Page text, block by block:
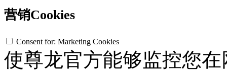
营销Cookies
Consent for: Marketing Cookies
使尊龙官方能够监控您